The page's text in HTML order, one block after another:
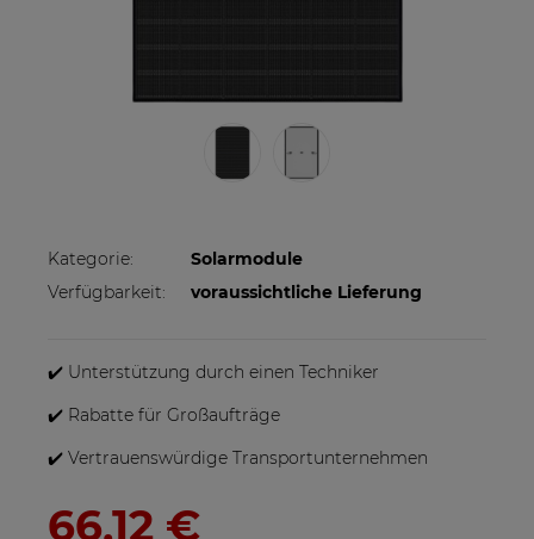
SE25K-RW00IBNM4
Kategorie:
Solarmodule
Verfügbarkeit:
voraussichtliche Lieferung
✔️ Unterstützung durch einen Techniker
✔️ Rabatte für Großaufträge
✔️ Vertrauenswürdige Transportunternehmen
66,12 €